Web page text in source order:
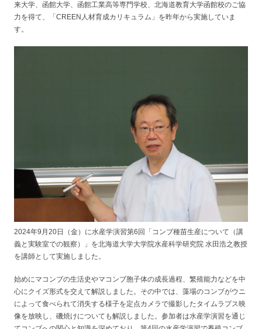
来大学、函館大学、函館工業高等専門学校、北海道教育大学函館校のご協
力を得て、「CREEN人材育成カリキュラム」を昨年から実施していま
す。
2024年9月20日（金）に水産学演習第6回「コンブ種苗生産について（講
義と実験室での観察）」を北海道大学大学院水産科学研究院 水田浩之教授
を講師として実施しました。
始めにマコンブの生活史やマコンブ胞子体の成長過程、繁殖能力などを中
心にクイズ形式を交えて解説しました。その中では、藻場のコンブがウニ
によって食べられて消失する様子を定点カメラで撮影したタイムラプス映
像を放映し、磯焼けについても解説しました。参加者は水産学演習を通じ